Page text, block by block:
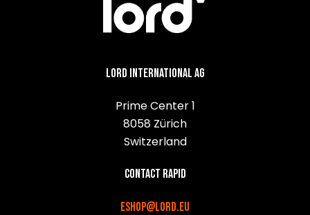
Lord International AG
Prime Center 1
8058 Zürich
Switzerland
Contact rapid
eshop@lord.eu